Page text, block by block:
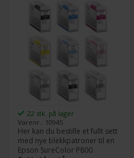
22 stk. på lager
Varenr.: 10945
Her kan du bestille et fullt sett
med nye blekkpatroner til en
Epson SureColor P800.